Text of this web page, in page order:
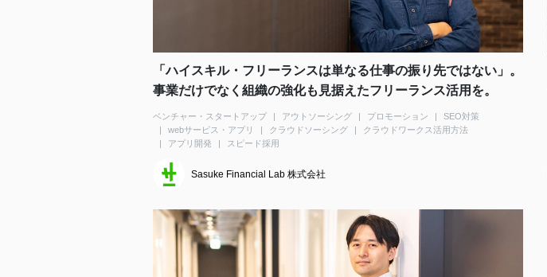
「ハイスキル・フリーランスは単なる仕事の振り先ではない」。
事業だけでなく組織の強化も見据えたフリーランス活用を。
ベンチャー・スタートアップ アウトソーシング プロモーション
SEO対策
webサービス・アプリ
クラウドソーシング
クラウドワークス活用方法
アプリ開発
スピード採用
Sasuke Financial Lab 株式会社